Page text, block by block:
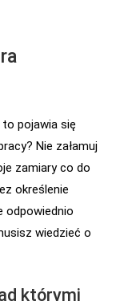
pojawia się
Nie załamuj
zamiary co do
określenie
odpowiednio
wiedzieć o
którymi